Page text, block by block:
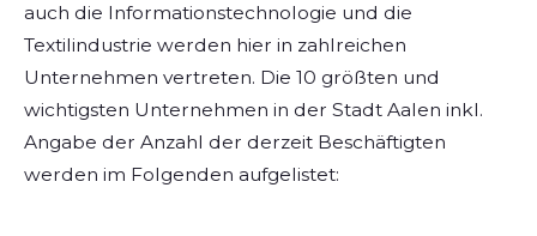
auch die Informationstechnologie und die
Textilindustrie werden hier in zahlreichen
Unternehmen vertreten. Die 10 größten und
wichtigsten Unternehmen in der Stadt Aalen inkl.
Angabe der Anzahl der derzeit Beschäftigten
werden im Folgenden aufgelistet: